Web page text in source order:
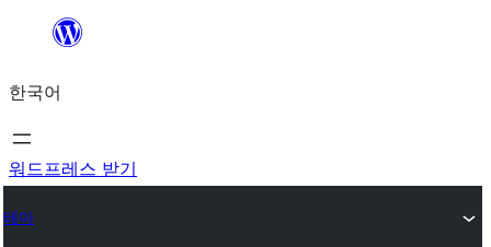
츠
로
바
가
한국어
워드프레스 받기
테마